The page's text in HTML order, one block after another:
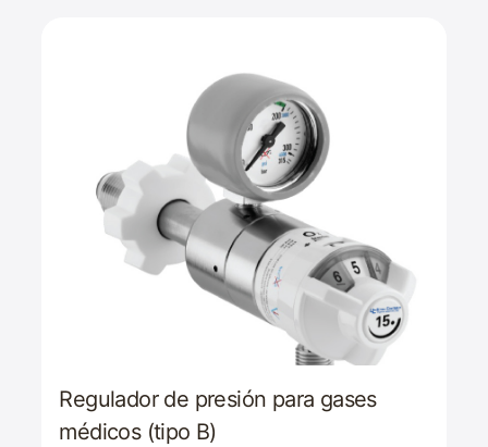
Regulador de presión para gases
médicos (tipo B)